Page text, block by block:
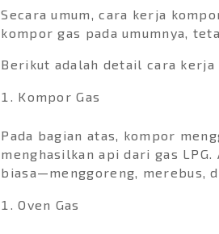
Secara umum, cara kerja
kompor gas pada umumnya,
Berikut adalah detail cara
Kompor Gas
Pada bagian atas, kompor
menghasilkan api dari gas
biasa—menggoreng, merebus,
Oven Gas